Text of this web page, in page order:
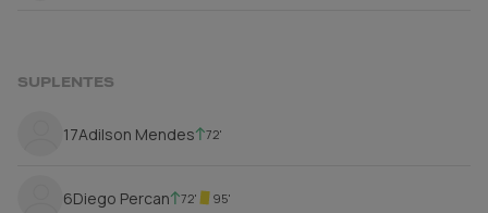
SUPLENTES
17Adilson Mendes 72'
6Diego Percan 72' 95'